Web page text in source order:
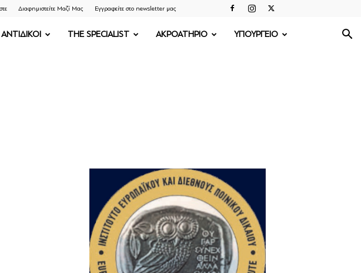
Διαφημιστείτε Μαζί Μας Εγγραφείτε στο newsletter μας
ΑΝΤΙΔΙΚΟΙ THE SPECIALIST ΑΚΡΟΑΤΗΡΙΟ ΥΠΟΥΡΓΕΙΟ